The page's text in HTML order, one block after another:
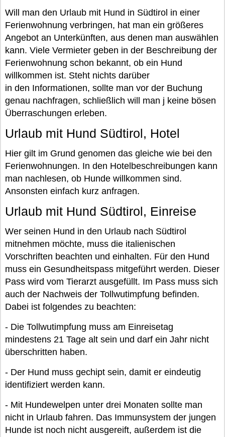
Will man den Urlaub mit Hund in Südtirol in einer
Ferienwohnung verbringen, hat man ein größeres
Angebot an Unterkünften, aus denen man auswählen
kann. Viele Vermieter geben in der Beschreibung der
Ferienwohnung schon bekannt, ob ein Hund
willkommen ist. Steht nichts darüber
in den Informationen, sollte man vor der Buchung
genau nachfragen, schließlich will man j keine bösen
Überraschungen erleben.
Urlaub mit Hund Südtirol, Hotel
Hier gilt im Grund genomen das gleiche wie bei den
Ferienwohnungen. In den Hotelbeschreibungen kann
man nachlesen, ob Hunde willkommen sind.
Ansonsten einfach kurz anfragen.
Urlaub mit Hund Südtirol, Einreise
Wer seinen Hund in den Urlaub nach Südtirol
mitnehmen möchte, muss die italienischen
Vorschriften beachten und einhalten. Für den Hund
muss ein Gesundheitspass mitgeführt werden. Dieser
Pass wird vom Tierarzt ausgefüllt. Im Pass muss sich
auch der Nachweis der Tollwutimpfung befinden.
Dabei ist folgendes zu beachten:
- Die Tollwutimpfung muss am Einreisetag
mindestens 21 Tage alt sein und darf ein Jahr nicht
überschritten haben.
- Der Hund muss gechipt sein, damit er eindeutig
identifiziert werden kann.
- Mit Hundewelpen unter drei Monaten sollte man
nicht in Urlaub fahren. Das Immunsystem der jungen
Hunde ist noch nicht ausgereift, außerdem ist die